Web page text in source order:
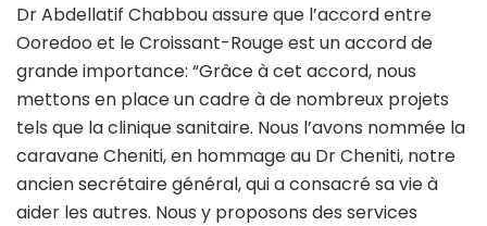
Dr Abdellatif Chabbou assure que l’accord entre
Ooredoo et le Croissant-Rouge est un accord de
grande importance: “Grâce à cet accord, nous
mettons en place un cadre à de nombreux projets
tels que la clinique sanitaire. Nous l’avons nommée la
caravane Cheniti, en hommage au Dr Cheniti, notre
ancien secrétaire général, qui a consacré sa vie à
aider les autres. Nous y proposons des services